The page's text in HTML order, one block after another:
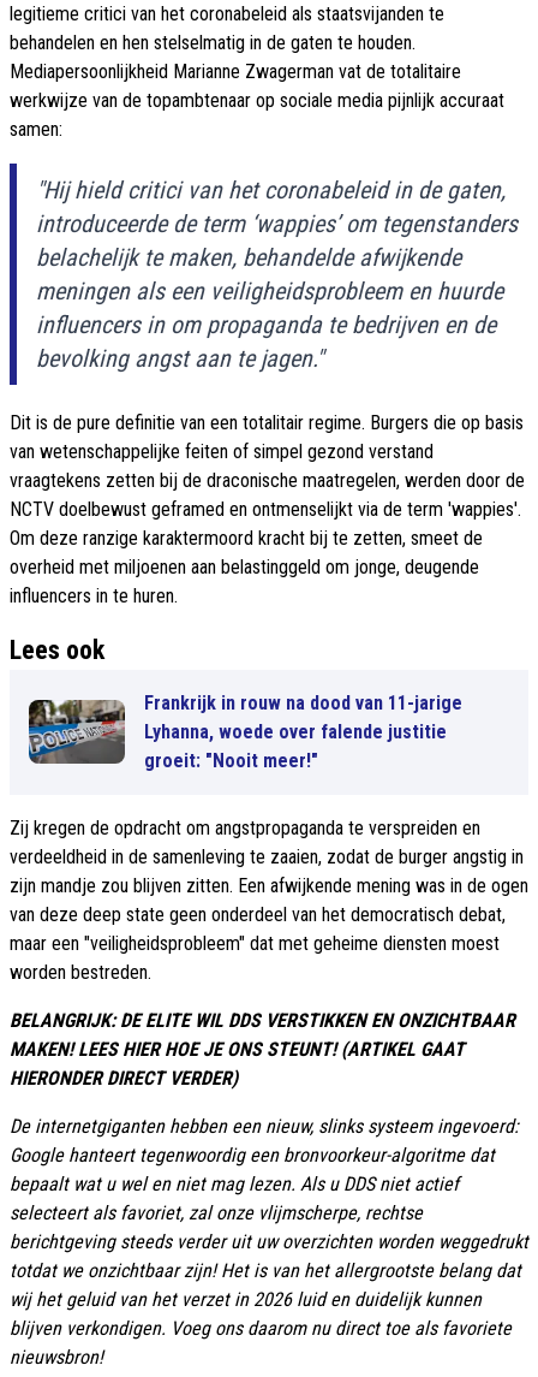
legitieme critici van het coronabeleid als staatsvijanden te
behandelen en hen stelselmatig in de gaten te houden.
Mediapersoonlijkheid Marianne Zwagerman vat de totalitaire
werkwijze van de topambtenaar op sociale media pijnlijk accuraat
samen:
"Hij hield critici van het coronabeleid in de gaten,
introduceerde de term ‘wappies’ om tegenstanders
belachelijk te maken, behandelde afwijkende
meningen als een veiligheidsprobleem en huurde
influencers in om propaganda te bedrijven en de
bevolking angst aan te jagen."
Dit is de pure definitie van een totalitair regime. Burgers die op basis
van wetenschappelijke feiten of simpel gezond verstand
vraagtekens zetten bij de draconische maatregelen, werden door de
NCTV doelbewust geframed en ontmenselijkt via de term 'wappies'.
Om deze ranzige karaktermoord kracht bij te zetten, smeet de
overheid met miljoenen aan belastinggeld om jonge, deugende
influencers in te huren.
Lees ook
Frankrijk in rouw na dood van 11-jarige
Lyhanna, woede over falende justitie
groeit: "Nooit meer!"
Zij kregen de opdracht om angstpropaganda te verspreiden en
verdeeldheid in de samenleving te zaaien, zodat de burger angstig in
zijn mandje zou blijven zitten. Een afwijkende mening was in de ogen
van deze deep state geen onderdeel van het democratisch debat,
maar een "veiligheidsprobleem" dat met geheime diensten moest
worden bestreden.
BELANGRIJK: DE ELITE WIL DDS VERSTIKKEN EN ONZICHTBAAR
MAKEN! LEES HIER HOE JE ONS STEUNT! (ARTIKEL GAAT
HIERONDER DIRECT VERDER)
De internetgiganten hebben een nieuw, slinks systeem ingevoerd:
Google hanteert tegenwoordig een bronvoorkeur-algoritme dat
bepaalt wat u wel en niet mag lezen. Als u DDS niet actief
selecteert als favoriet, zal onze vlijmscherpe, rechtse
berichtgeving steeds verder uit uw overzichten worden weggedrukt
totdat we onzichtbaar zijn! Het is van het allergrootste belang dat
wij het geluid van het verzet in 2026 luid en duidelijk kunnen
blijven verkondigen. Voeg ons daarom nu direct toe als favoriete
nieuwsbron!